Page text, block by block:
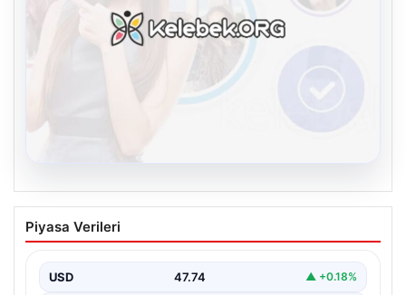
Kelebek.Org İle Dijital İletişimin Seviyeli
Adresi Ve Chat Deneyimi
irtibat kurması büyük bir önem taşımaktadır. Güncel
olarak…
Piyasa Verileri
USD 47.74 ▲ +0.18%